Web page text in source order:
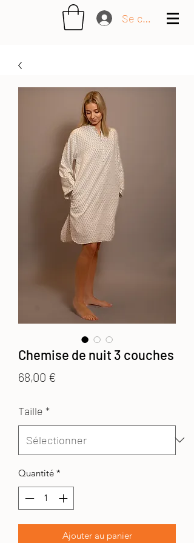
Se connecter
Chemise de nuit 3 couches
68,00 €
Taille *
Quantité *
Ajouter au panier